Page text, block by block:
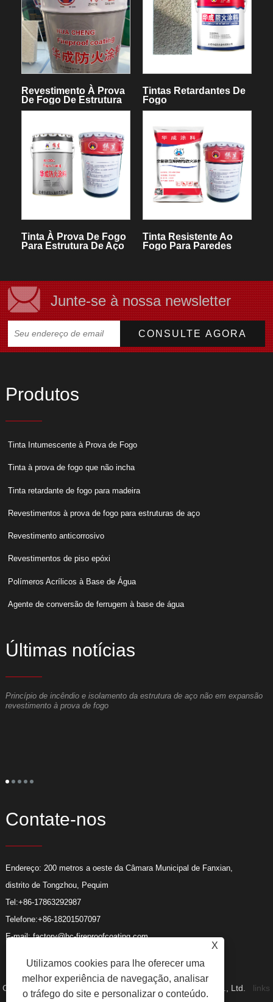
Revestimento À Prova
De Fogo De Estrutura
De Aço Intumescente
Tintas Retardantes De
Fogo
Tinta À Prova De Fogo
Para Estrutura De Aço
Tinta Resistente Ao
Fogo Para Paredes
Junte-se à nossa newsletter
Produtos
Tinta Intumescente à Prova de Fogo
Tinta à prova de fogo que não incha
Tinta retardante de fogo para madeira
Revestimentos à prova de fogo para estruturas de aço
Revestimento anticorrosivo
Revestimentos de piso epóxi
Polímeros Acrílicos à Base de Água
Agente de conversão de ferrugem à base de água
Últimas notícias
Princípio de incêndio e isolamento da estrutura de aço não em expansão
revestimento à prova de fogo
Contate-nos
Endereço: 200 metros a oeste da Câmara Municipal de Fanxian,
distrito de Tongzhou, Pequim
Tel:+86-17863292987
Telefone:+86-18201507097
E-mail:factory@hc-fireproofcoating.com
Copyright © 2023 Beijing Huacheng Fireproof Coating Co., Ltd. links
X
Utilizamos cookies para lhe oferecer uma
melhor experiência de navegação, analisar
o tráfego do site e personalizar o conteúdo.